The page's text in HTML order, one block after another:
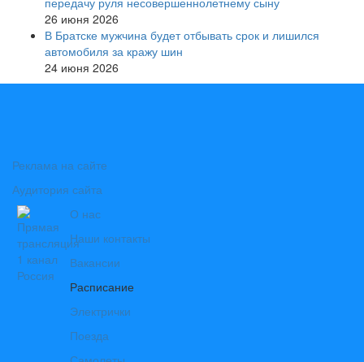
26 июня 2026
В Братске мужчина будет отбывать срок и лишился
автомобиля за кражу шин
24 июня 2026
Реклама на сайте
Аудитория сайта
О нас
Наши контакты
Вакансии
Расписание
Электрички
Поезда